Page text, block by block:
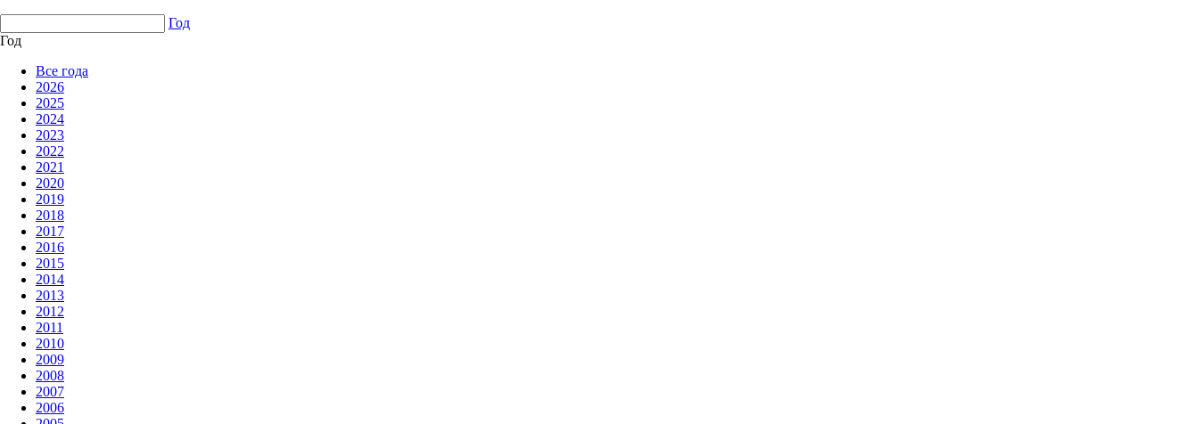
Год
Год
Все года
2026
2025
2024
2023
2022
2021
2020
2019
2018
2017
2016
2015
2014
2013
2012
2011
2010
2009
2008
2007
2006